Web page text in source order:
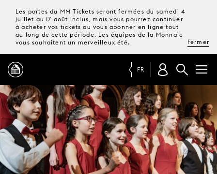
Les portes du MM Tickets seront fermées du samedi 4
juillet au 17 août inclus, mais vous pourrez continuer
à acheter vos tickets ou vous abonner en ligne tout
au long de cette période. Les équipes de la Monnaie
vous souhaitent un merveilleux été.
Fermer
PROGRAMME
MAGAZINE
TICKETS &
ABONNEMENTS
FR